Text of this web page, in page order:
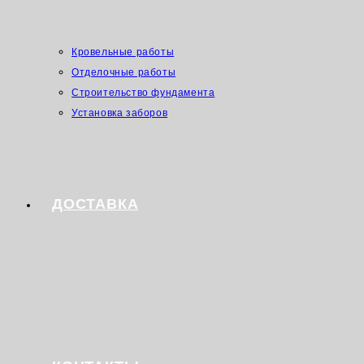
Кровельные работы
Отделочные работы
Строительство фундамента
Установка заборов
ДОСТАВКА